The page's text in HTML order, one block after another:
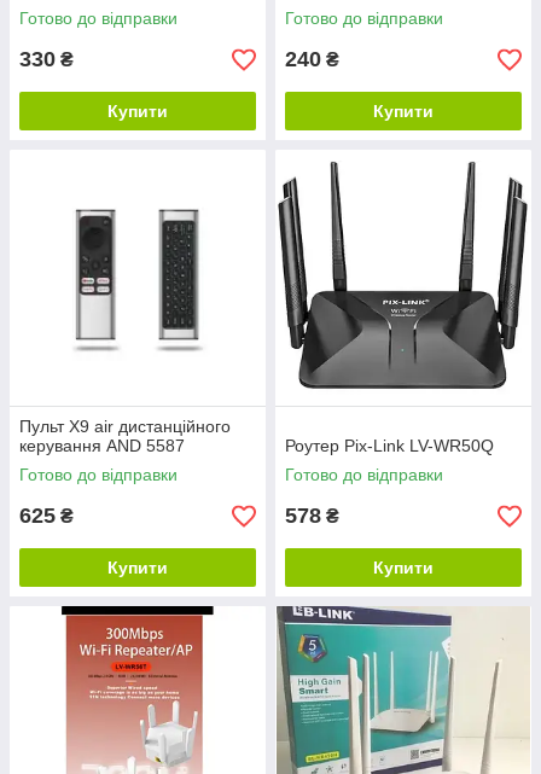
Готово до відправки
330 ₴
Купити
Готово до відправки
240 ₴
Купити
Пульт X9 air дистанційного
керування AND 5587
Готово до відправки
625 ₴
Купити
Роутер Pix-Link LV-WR50Q
Готово до відправки
578 ₴
Купити